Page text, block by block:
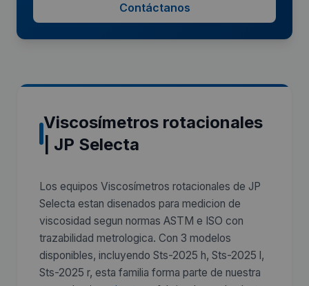
Contáctanos
Viscosímetros rotacionales
| JP Selecta
Los equipos Viscosímetros rotacionales de JP
Selecta estan disenados para medicion de
viscosidad segun normas ASTM e ISO con
trazabilidad metrologica. Con 3 modelos
disponibles, incluyendo Sts-2025 h, Sts-2025 l,
Sts-2025 r, esta familia forma parte de nuestra